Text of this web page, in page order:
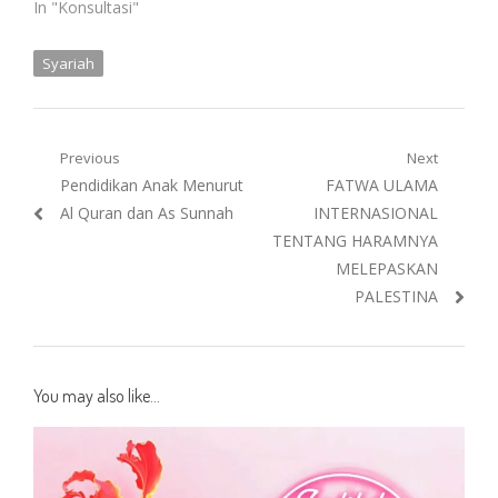
In "Konsultasi"
Syariah
Post
navigation
Previous
Previous
post:
Pendidikan Anak Menurut
Al Quran dan As Sunnah
Next
Next
post:
FATWA ULAMA
INTERNASIONAL
TENTANG HARAMNYA
MELEPASKAN
PALESTINA
You may also like...